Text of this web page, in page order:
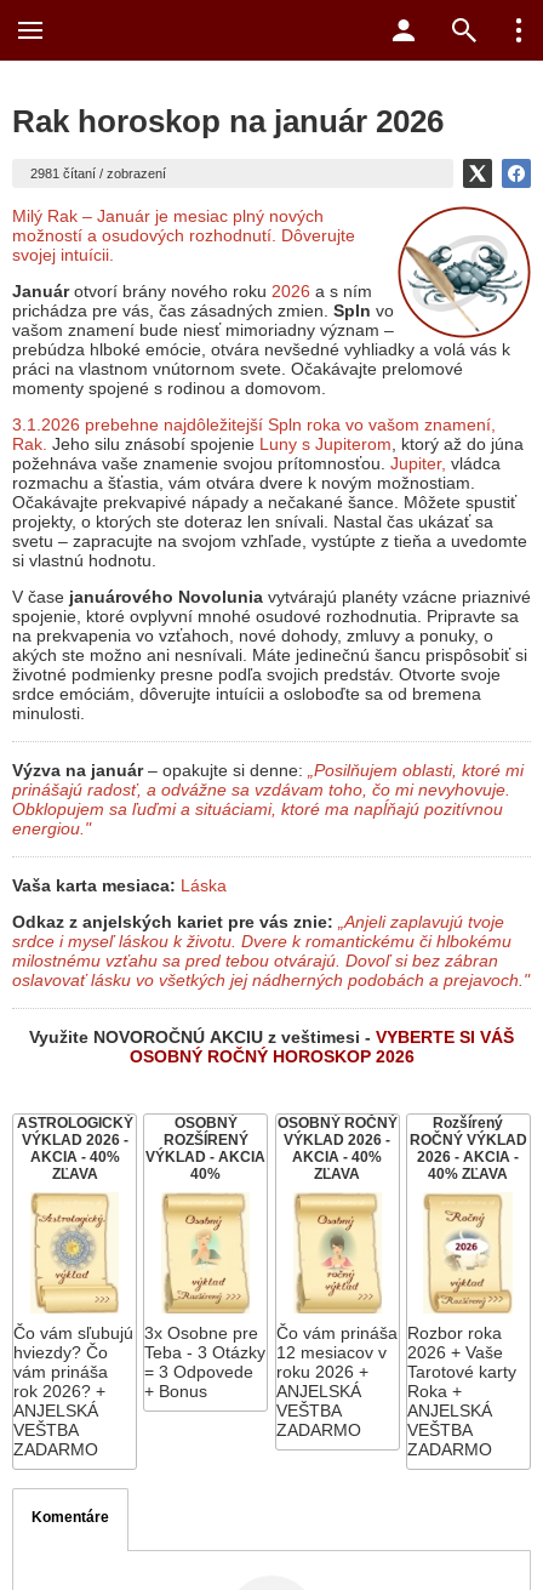
Rak horoskop na január 2026
2981 čítaní / zobrazení
Milý Rak – Január je mesiac plný nových
možností a osudových rozhodnutí. Dôverujte
svojej intuícii.
Januárotvorí brány nového roku 2026 a s ním
prichádza pre vás, čas zásadných zmien. Spln vo
vašom znamení bude niesť mimoriadny význam –
prebúdza hlboké emócie, otvára nevšedné vyhliadky a volá vás k
práci na vlastnom vnútornom svete. Očakávajte prelomové
momenty spojené s rodinou a domovom.
3.1.2026 prebehne najdôležitejší Spln roka vo vašom znamení,
Rak. Jeho silu znásobí spojenie Luny s Jupiterom , ktorý až do júna
požehnáva vaše znamenie svojou prítomnosťou. Jupiter, vládca
rozmachu a šťastia, vám otvára dvere k novým možnostiam.
Očakávajte prekvapivé nápady a nečakané šance. Môžete spustiť
projekty, o ktorých ste doteraz len snívali. Nastal čas ukázať sa
svetu – zapracujte na svojom vzhľade, vystúpte z tieňa a uvedomte
si vlastnú hodnotu.
V čase januárového Novolunia vytvárajú planéty vzácne priaznivé
spojenie, ktoré ovplyvní mnohé osudové rozhodnutia. Pripravte sa
na prekvapenia vo vzťahoch, nové dohody, zmluvy a ponuky, o
akých ste možno ani nesnívali. Máte jedinečnú šancu prispôsobiť si
životné podmienky presne podľa svojich predstáv. Otvorte svoje
srdce emóciám, dôverujte intuícii a osloboďte sa od bremena
minulosti.
Výzva na január– opakujte si denne:
„Posilňujem oblasti, ktoré mi
prinášajú radosť, a odvážne sa vzdávam toho, čo mi nevyhovuje.
Obklopujem sa ľuďmi a situáciami, ktoré ma napĺňajú pozitívnou
energiou."
Vaša karta mesiaca: Láska
Odkaz z anjelských kariet pre vás znie:
„Anjeli zaplavujú tvoje
srdce i myseľ láskou k životu. Dvere k romantickému či hlbokému
milostnému vzťahu sa pred tebou otvárajú. Dovoľ si bez zábran
oslavovať lásku vo všetkých jej nádherných podobách a prejavoch."
Využite NOVOROČNÚ AKCIU z veštimesi - VYBERTE SI VÁŠ
OSOBNÝ ROČNÝ HOROSKOP 2026
ASTROLOGICKÝ
VÝKLAD 2026 -
AKCIA - 40%
ZĽAVA
Čo vám sľubujú
hviezdy? Čo
vám prináša
rok 2026? +
ANJELSKÁ
VEŠTBA
ZADARMO
OSOBNÝ
ROZŠÍRENÝ
VÝKLAD - AKCIA
40%
3x Osobne pre
Teba - 3 Otázky
= 3 Odpovede
+ Bonus
OSOBNÝ ROČNÝ
VÝKLAD 2026 -
AKCIA - 40%
ZĽAVA
Čo vám prináša
12 mesiacov v
roku 2026 +
ANJELSKÁ
VEŠTBA
ZADARMO
Rozšírený
ROČNÝ VÝKLAD
2026 - AKCIA -
40% ZĽAVA
Rozbor roka
2026 + Vaše
Tarotové karty
Roka +
ANJELSKÁ
VEŠTBA
ZADARMO
Komentáre